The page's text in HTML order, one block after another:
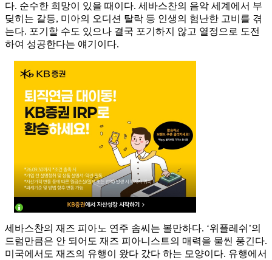
다. 순수한 희망이 있을 때이다. 세바스찬의 음악 세계에서 부
딪히는 갈등, 미아의 오디션 탈락 등 인생의 험난한 고비를 겪
는다. 포기할 수도 있으나 결국 포기하지 않고 열정으로 도전
하여 성공한다는 얘기이다.
세바스찬의 재즈 피아노 연주 솜씨는 볼만하다. ‘위플레쉬’의
드럼만큼은 안 되어도 재즈 피아니스트의 매력을 물씬 풍긴다.
미국에서도 재즈의 유행이 왔다 갔다 하는 모양이다. 유행에서